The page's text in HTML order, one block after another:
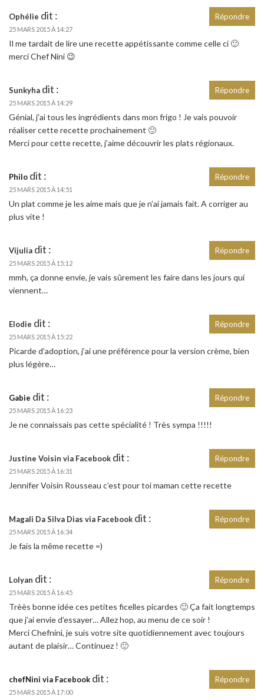
Ophélie dit :
25 MARS 2015 À 14:27
Il me tardait de lire une recette appétissante comme celle ci 🙂
merci Chef Nini 😉
Répondre
Sunkyha dit :
25 MARS 2015 À 14:29
Génial, j’ai tous les ingrédients dans mon frigo ! Je vais pouvoir
réaliser cette recette prochainement 🙂
Merci pour cette recette, j’aime découvrir les plats régionaux.
Répondre
Philo dit :
25 MARS 2015 À 14:51
Un plat comme je les aime mais que je n’ai jamais fait. A corriger au
plus vite !
Répondre
Vijulia dit :
25 MARS 2015 À 15:12
mmh, ça donne envie, je vais sûrement les faire dans les jours qui
viennent…
Répondre
Elodie dit :
25 MARS 2015 À 15:22
Picarde d’adoption, j’ai une préférence pour la version crème, bien
plus légère…
Répondre
Gabie dit :
25 MARS 2015 À 16:23
Je ne connaissais pas cette spécialité ! Très sympa !!!!!
Répondre
Justine Voisin via Facebook dit :
25 MARS 2015 À 16:31
Jennifer Voisin Rousseau c’est pour toi maman cette recette
Répondre
Magali Da Silva Dias via Facebook dit :
25 MARS 2015 À 16:34
Je fais la même recette =)
Répondre
Lolyan dit :
25 MARS 2015 À 16:45
Trèès bonne idée ces petites ficelles picardes 🙂 Ça fait longtemps
que j’ai envie d’essayer… Allez hop, au menu de ce soir !
Merci Chefnini, je suis votre site quotidiennement avec toujours
autant de plaisir… Continuez ! 🙂
Répondre
chefNini via Facebook dit :
25 MARS 2015 À 17:00
Répondre